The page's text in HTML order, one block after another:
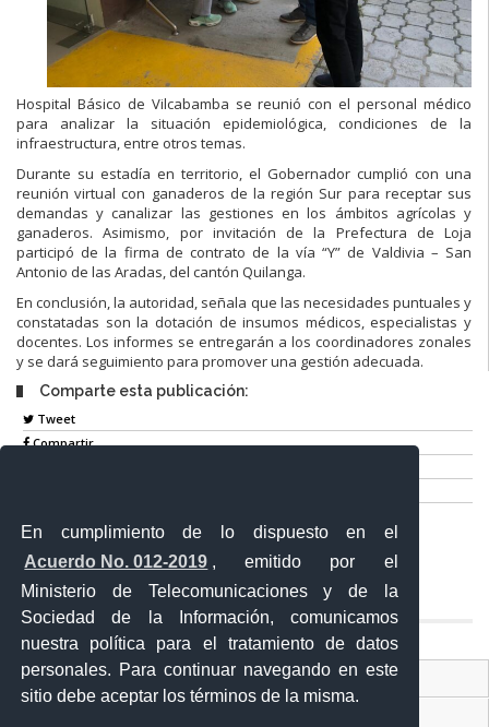
En cumplimiento de lo dispuesto en el
Acuerdo No. 012-2019 , emitido por el
Ministerio de Telecomunicaciones y de la
Sociedad de la Información, comunicamos
nuestra política para el tratamiento de datos
personales. Para continuar navegando en este
sitio debe aceptar los términos de la misma.
Hospital Básico de Vilcabamba se reunió con el personal médico
para analizar la situación epidemiológica, condiciones de la
infraestructura, entre otros temas.
Durante su estadía en territorio, el Gobernador cumplió con una
reunión virtual con ganaderos de la región Sur para receptar sus
demandas y canalizar las gestiones en los ámbitos agrícolas y
ganaderos. Asimismo, por invitación de la Prefectura de Loja
participó de la firma de contrato de la vía “Y” de Valdivia – San
Antonio de las Aradas, del cantón Quilanga.
En conclusión, la autoridad, señala que las necesidades puntuales y
constatadas son la dotación de insumos médicos, especialistas y
docentes. Los informes se entregarán a los coordinadores zonales
y se dará seguimiento para promover una gestión adecuada.
Comparte esta publicación:
Tweet
Compartir
Entérate
Contacto Ciudadano Digital